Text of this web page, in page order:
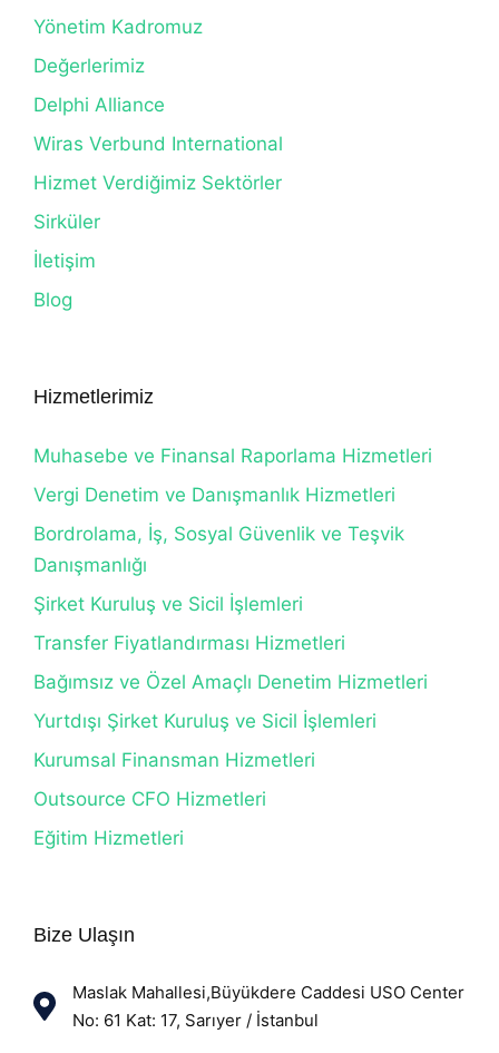
Yönetim Kadromuz
Değerlerimiz
Delphi Alliance
Wiras Verbund International
Hizmet Verdiğimiz Sektörler
Sirküler
İletişim
Blog
Hizmetlerimiz
Muhasebe ve Finansal Raporlama Hizmetleri
Vergi Denetim ve Danışmanlık Hizmetleri
Bordrolama, İş, Sosyal Güvenlik ve Teşvik
Danışmanlığı
Şirket Kuruluş ve Sicil İşlemleri
Transfer Fiyatlandırması Hizmetleri
Bağımsız ve Özel Amaçlı Denetim Hizmetleri
Yurtdışı Şirket Kuruluş ve Sicil İşlemleri
Kurumsal Finansman Hizmetleri
Outsource CFO Hizmetleri
Eğitim Hizmetleri
Bize Ulaşın
Maslak Mahallesi,Büyükdere Caddesi USO Center
No: 61 Kat: 17, Sarıyer / İstanbul